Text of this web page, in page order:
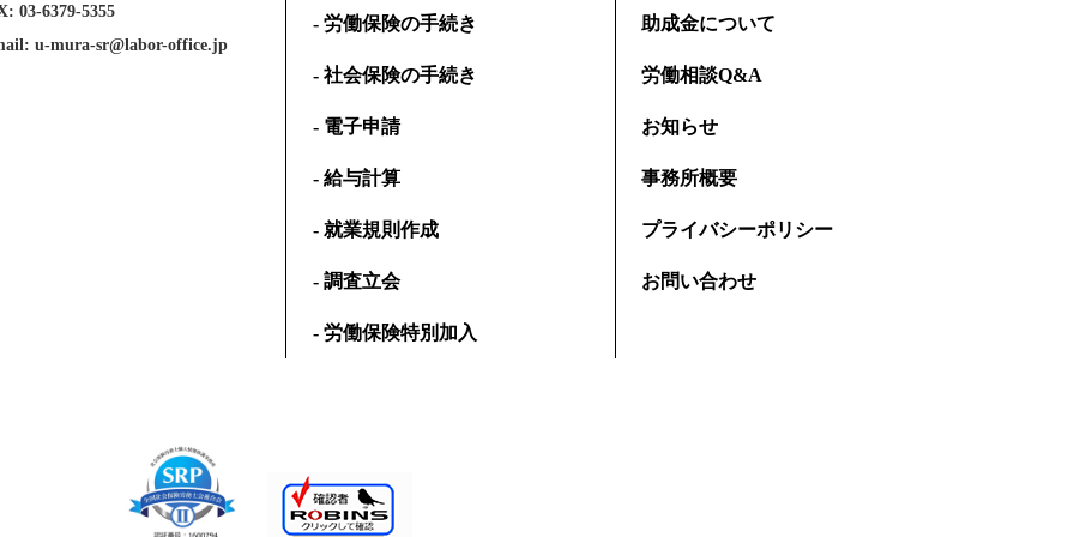
03-6379-5355
u-mura-sr@labor-office.jp
- 労働保険の手続き
- 社会保険の手続き
- 電子申請
- 給与計算
- 就業規則作成
- 調査立会
- 労働保険特別加入
助成金について
労働相談Q&A
お知らせ
事務所概要
プライバシーポリシー
お問い合わせ